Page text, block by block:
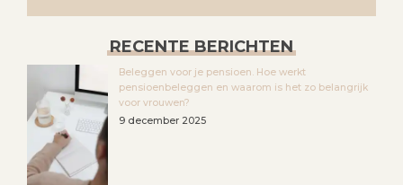
RECENTE BERICHTEN
Beleggen voor je pensioen. Hoe werkt
pensioenbeleggen en waarom is het zo belangrijk
voor vrouwen?
9 december 2025